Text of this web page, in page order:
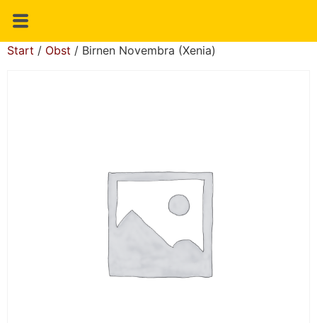
Start / Obst / Birnen Novembra (Xenia)